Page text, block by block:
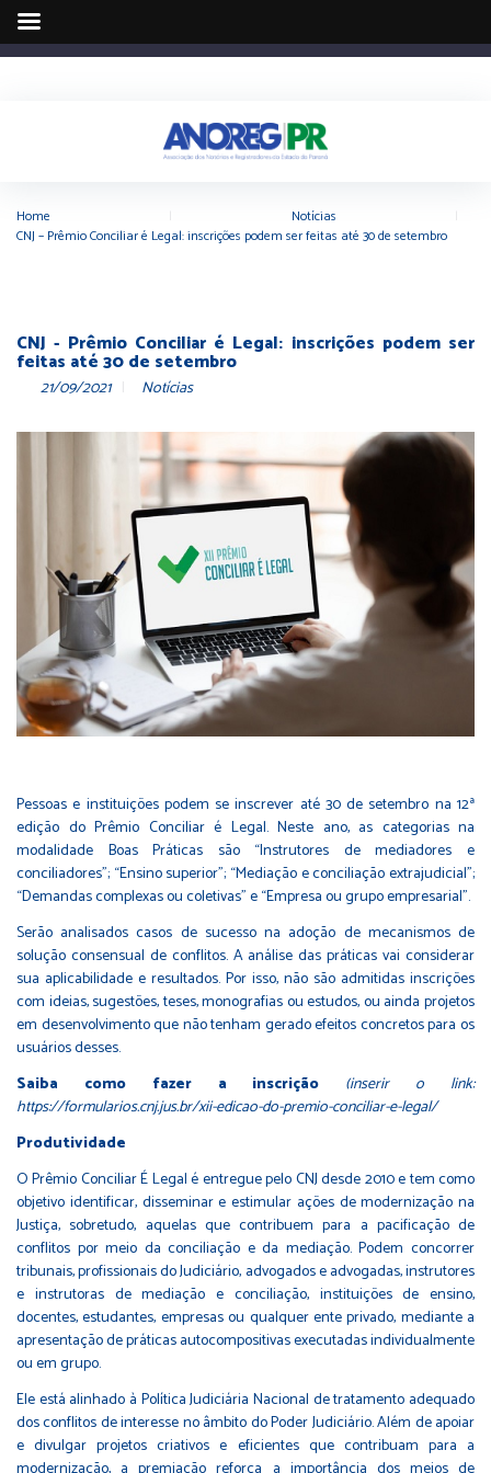
Home Notícias
CNJ – Prêmio Conciliar é Legal: inscrições podem ser feitas até 30 de setembro
CNJ - Prêmio Conciliar é Legal: inscrições podem ser
feitas até 30 de setembro
21/09/2021 Notícias
Pessoas e instituições podem se inscrever até 30 de setembro na 12ª
edição do Prêmio Conciliar é Legal. Neste ano, as categorias na
modalidade Boas Práticas são “Instrutores de mediadores e
conciliadores”; “Ensino superior”; “Mediação e conciliação extrajudicial”;
“Demandas complexas ou coletivas” e “Empresa ou grupo empresarial”.
Serão analisados casos de sucesso na adoção de mecanismos de
solução consensual de conflitos. A análise das práticas vai considerar
sua aplicabilidade e resultados. Por isso, não são admitidas inscrições
com ideias, sugestões, teses, monografias ou estudos, ou ainda projetos
em desenvolvimento que não tenham gerado efeitos concretos para os
usuários desses.
Saiba como fazer a inscrição (inserir o link:
https://formularios.cnj.jus.br/xii-edicao-do-premio-conciliar-e-legal/
Produtividade
O Prêmio Conciliar É Legal é entregue pelo CNJ desde 2010 e tem como
objetivo identificar, disseminar e estimular ações de modernização na
Justiça, sobretudo, aquelas que contribuem para a pacificação de
conflitos por meio da conciliação e da mediação. Podem concorrer
tribunais, profissionais do Judiciário, advogados e advogadas, instrutores
e instrutoras de mediação e conciliação, instituições de ensino,
docentes, estudantes, empresas ou qualquer ente privado, mediante a
apresentação de práticas autocompositivas executadas individualmente
ou em grupo.
Ele está alinhado à Política Judiciária Nacional de tratamento adequado
dos conflitos de interesse no âmbito do Poder Judiciário. Além de apoiar
e divulgar projetos criativos e eficientes que contribuam para a